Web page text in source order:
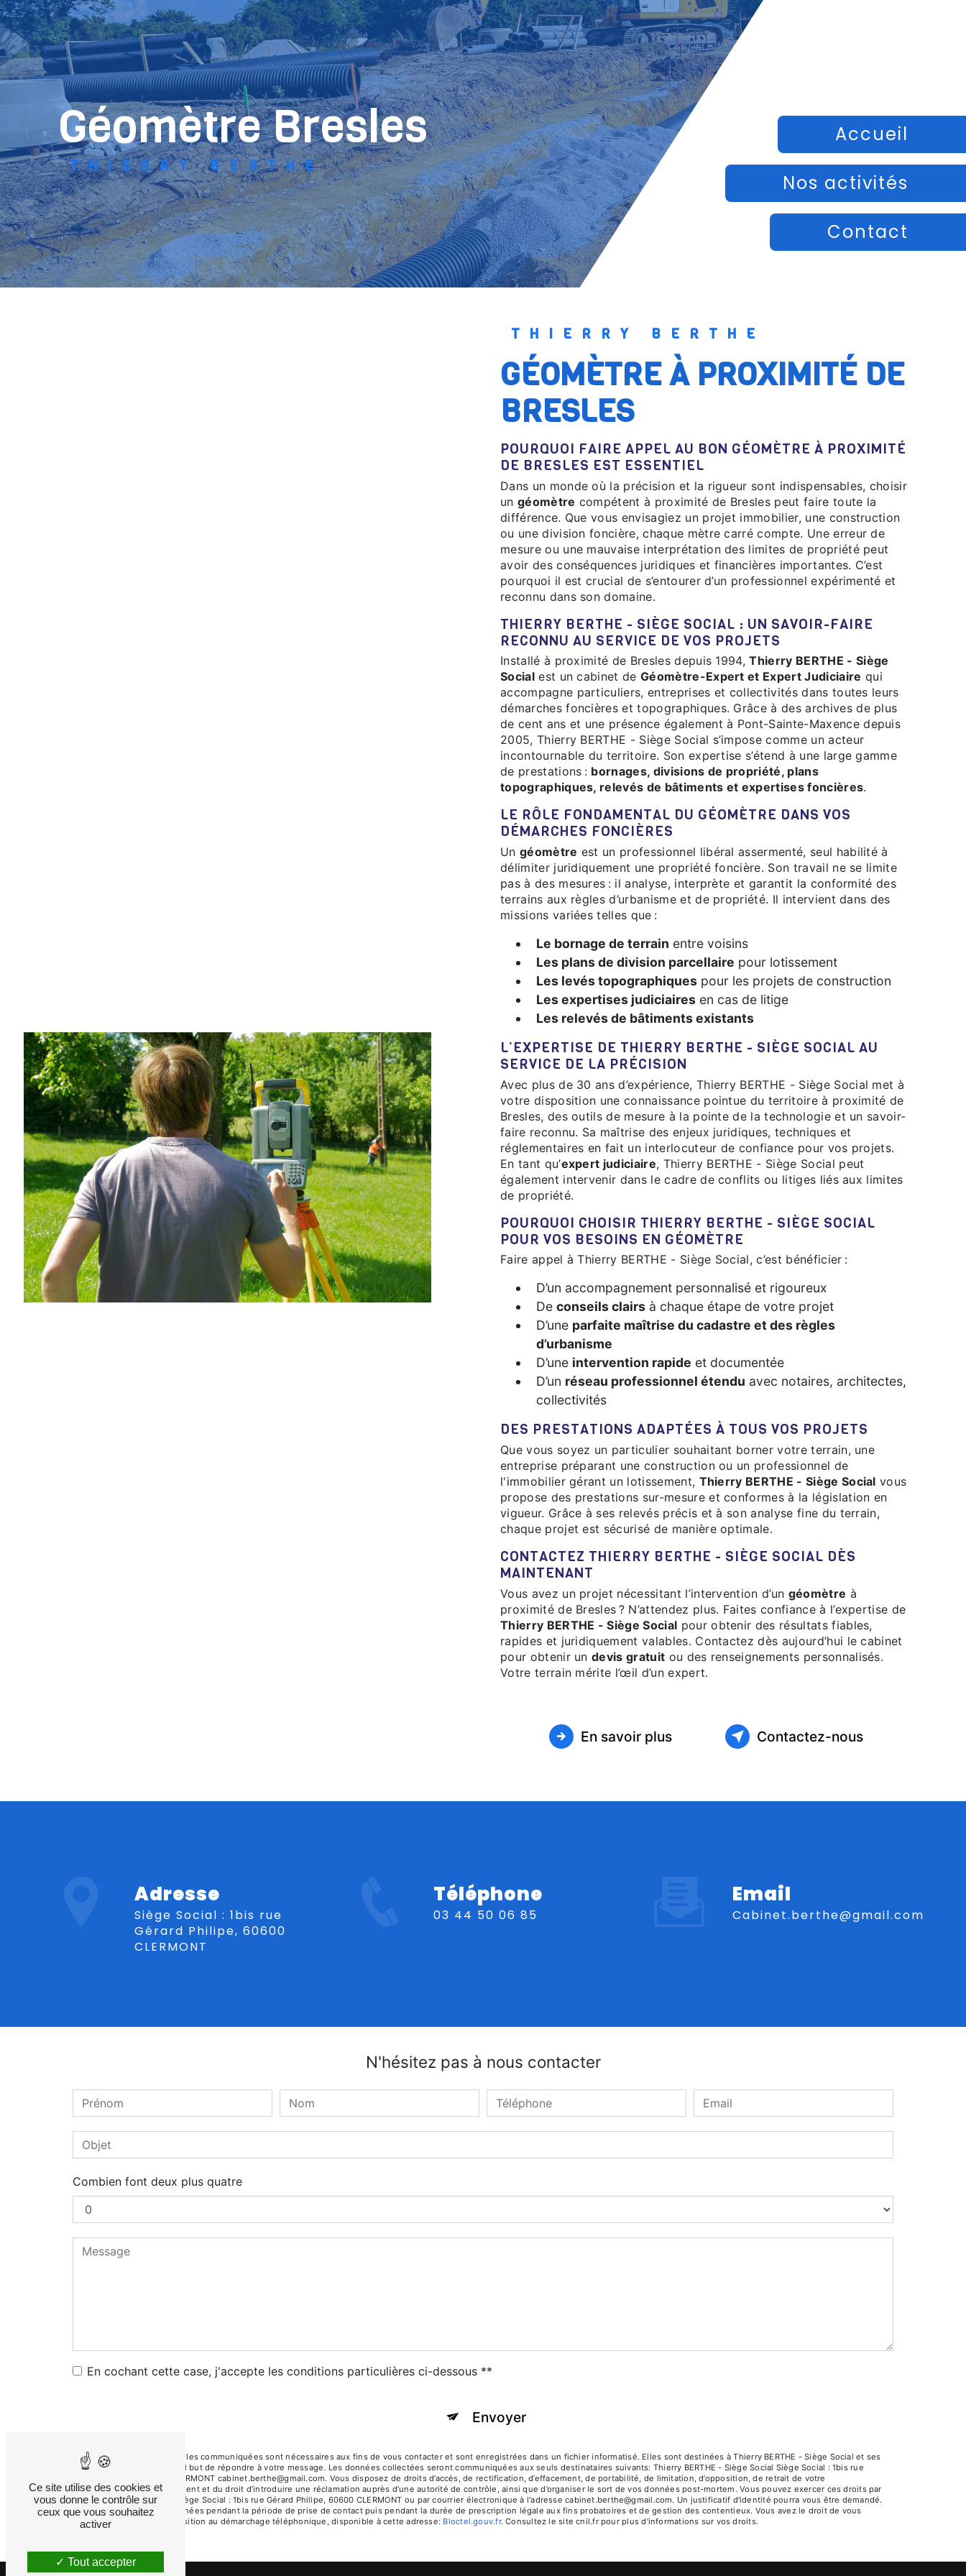
Accueil
Nos activités
Contact
géomètre Bresles
THIERRY BERTHE
THIERRY BERTHE
GÉOMÈTRE À PROXIMITÉ DE
BRESLES
POURQUOI FAIRE APPEL AU BON GÉOMÈTRE À PROXIMITÉ
DE BRESLES EST ESSENTIEL
Dans un monde où la précision et la rigueur sont indispensables, choisir
un géomètre compétent à proximité de Bresles peut faire toute la
différence. Que vous envisagiez un projet immobilier, une construction
ou une division foncière, chaque mètre carré compte. Une erreur de
mesure ou une mauvaise interprétation des limites de propriété peut
avoir des conséquences juridiques et financières importantes. C’est
pourquoi il est crucial de s’entourer d’un professionnel expérimenté et
reconnu dans son domaine.
THIERRY BERTHE - SIÈGE SOCIAL : UN SAVOIR-FAIRE
RECONNU AU SERVICE DE VOS PROJETS
Installé à proximité de Bresles depuis 1994,Thierry BERTHE - Siège
Socialest un cabinet deGéomètre-Expert et Expert Judiciaire qui
accompagne particuliers, entreprises et collectivités dans toutes leurs
démarches foncières et topographiques. Grâce à des archives de plus
de cent ans et une présence également à Pont-Sainte-Maxence depuis
2005, Thierry BERTHE - Siège Social s’impose comme un acteur
incontournable du territoire. Son expertise s’étend à une large gamme
de prestations : bornages, divisions de propriété, plans
topographiques, relevés de bâtiments et expertises foncières.
LE RÔLE FONDAMENTAL DU GÉOMÈTRE DANS VOS
DÉMARCHES FONCIÈRES
Un géomètre est un professionnel libéral assermenté, seul habilité à
délimiter juridiquement une propriété foncière. Son travail ne se limite
pas à des mesures : il analyse, interprète et garantit la conformité des
terrains aux règles d’urbanisme et de propriété. Il intervient dans des
missions variées telles que :
Le bornage de terrain entre voisins
Les plans de division parcellaire pour lotissement
Les levés topographiques pour les projets de construction
Les expertises judiciaires en cas de litige
Les relevés de bâtiments existants
L’EXPERTISE DE THIERRY BERTHE - SIÈGE SOCIAL AU
SERVICE DE LA PRÉCISION
Avec plus de 30 ans d’expérience, Thierry BERTHE - Siège Social met à
votre disposition une connaissance pointue du territoire à proximité de
Bresles, des outils de mesure à la pointe de la technologie et un savoir-
faire reconnu. Sa maîtrise des enjeux juridiques, techniques et
réglementaires en fait un interlocuteur de confiance pour vos projets.
En tant qu’expert judiciaire, Thierry BERTHE - Siège Social peut
également intervenir dans le cadre de conflits ou litiges liés aux limites
de propriété.
POURQUOI CHOISIR THIERRY BERTHE - SIÈGE SOCIAL
POUR VOS BESOINS EN GÉOMÈTRE
Faire appel à Thierry BERTHE - Siège Social, c’est bénéficier :
D’un accompagnement personnalisé et rigoureux
De conseils clairs à chaque étape de votre projet
D’une parfaite maîtrise du cadastre et des règles
d’urbanisme
D’une intervention rapide et documentée
D’un réseau professionnel étendu avec notaires, architectes,
collectivités
DES PRESTATIONS ADAPTÉES À TOUS VOS PROJETS
Que vous soyez un particulier souhaitant borner votre terrain, une
entreprise préparant une construction ou un professionnel de
l'immobilier gérant un lotissement, Thierry BERTHE - Siège Social vous
propose des prestations sur-mesure et conformes à la législation en
vigueur. Grâce à ses relevés précis et à son analyse fine du terrain,
chaque projet est sécurisé de manière optimale.
CONTACTEZ THIERRY BERTHE - SIÈGE SOCIAL DÈS
MAINTENANT
Vous avez un projet nécessitant l’intervention d’un géomètre à
proximité de Bresles ? N’attendez plus. Faites confiance à l’expertise de
Thierry BERTHE - Siège Social pour obtenir des résultats fiables,
rapides et juridiquement valables. Contactez dès aujourd’hui le cabinet
pour obtenir undevis gratuit ou des renseignements personnalisés.
Votre terrain mérite l’œil d’un expert.
En savoir plus Contactez-nous
Adresse
Siège Social : 1bis rue
Gérard Philipe, 60600
CLERMONT
Téléphone
03 44 50 06 85
Email
cabinet.berthe@gmail.com
N'hésitez pas à nous contacter
Combien font deux plus quatre
En cochant cette case, j'accepte les conditions particulières ci-dessous **
Envoyer
** Les données personnelles communiquées sont nécessaires aux fins de vous contacter et sont enregistrées dans un fichier informatisé. Elles sont destinées à Thierry BERTHE - Siège Social et ses
sous-traitants dans le seul but de répondre à votre message. Les données collectées seront communiquées aux seuls destinataires suivants: Thierry BERTHE - Siège Social Siège Social : 1bis rue
Gérard Philipe, 60600 CLERMONT cabinet.berthe@gmail.com. Vous disposez de droits d’accès, de rectification, d’effacement, de portabilité, de limitation, d’opposition, de retrait de votre
consentement à tout moment et du droit d’introduire une réclamation auprès d’une autorité de contrôle, ainsi que d’organiser le sort de vos données post-mortem. Vous pouvez exercer ces droits par
voie postale à l'adresse Siège Social : 1bis rue Gérard Philipe, 60600 CLERMONT ou par courrier électronique à l'adresse cabinet.berthe@gmail.com. Un justificatif d'identité pourra vous être demandé.
Nous conservons vos données pendant la période de prise de contact puis pendant la durée de prescription légale aux fins probatoires et de gestion des contentieux. Vous avez le droit de vous
inscrire sur la liste d'opposition au démarchage téléphonique, disponible à cette adresse:
Bloctel.gouv.fr. Consultez le site cnil.fr pour plus d’informations sur vos droits.
Panneau de gestion des cookies
Ce site utilise des cookies et
vous donne le contrôle sur
ceux que vous souhaitez
activer
Tout accepter